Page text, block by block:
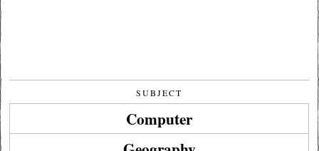
SUBJECT
Computer